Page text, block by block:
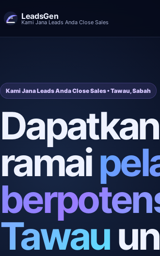
LeadsGen
Kami Jana Leads Anda Close Sales
Kami Jana Leads Anda Close Sales • Tawau, Sabah
ramai
Tawau